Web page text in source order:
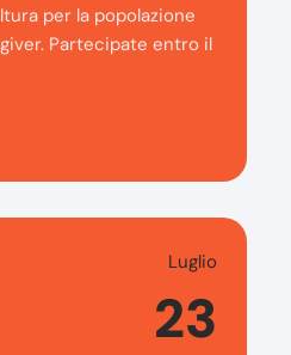
per la popolazione
Partecipate entro il
Luglio
23